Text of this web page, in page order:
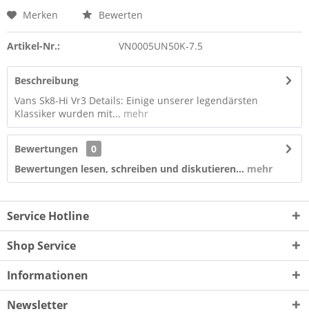
Merken Bewerten
Artikel-Nr.: VN0005UN50K-7.5
Beschreibung
Vans Sk8-Hi Vr3 Details: Einige unserer legendärsten
Klassiker wurden mit... mehr
Bewertungen
0
Bewertungen lesen, schreiben und diskutieren... mehr
Service Hotline
Shop Service
Informationen
Newsletter